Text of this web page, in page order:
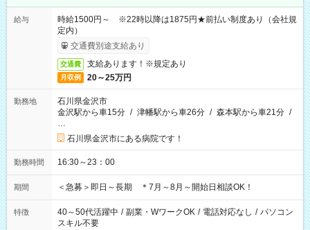
給与
時給1500円～ ※22時以降は1875円★前払い制度あり（会社規
定内）
交通費別途支給あり
交通費 支給あります！※規定あり
月収例 20～25万円
勤務地
石川県金沢市
金沢駅から車15分 / 津幡駅から車26分 / 森本駅から車21分 /
…
石川県金沢市にある病院です！
勤務時間 16:30～23：00
期間 ＜急募＞即日～長期 ＊7月～8月～開始日相談OK！
特徴 40～50代活躍中 / 副業・WワークOK / 電話対応なし / パソコン
スキル不要